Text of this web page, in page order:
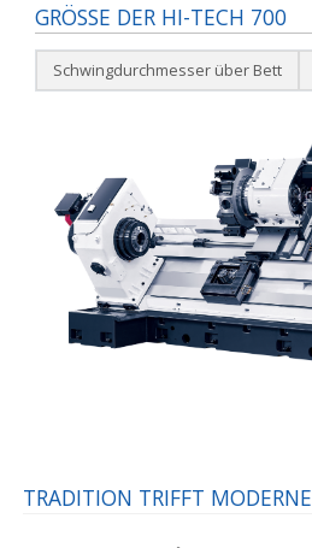
GRÖSSE DER HI-TECH 700
Schwingdurchmesser über Bett
TRADITION TRIFFT MODERNE